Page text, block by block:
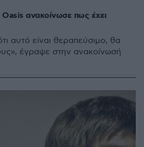
ανακοίνωσε πως έχει
αυτό είναι θεραπεύσιμο, θα
έγραψε στην ανακοίνωσή